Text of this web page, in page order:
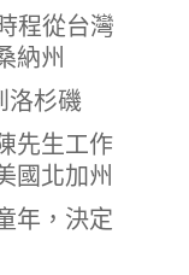
程從台灣
納州
杉磯
先生工作
國北加州
年，決定